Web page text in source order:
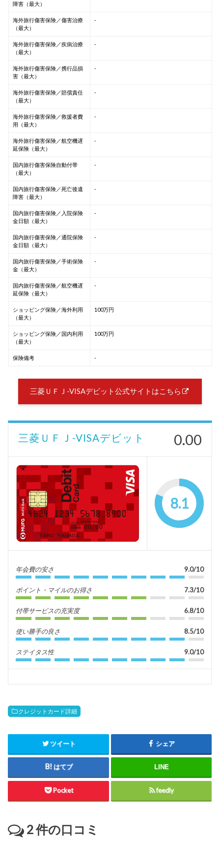
障害（最大）
海外旅行傷害保険／傷害治療
（最大）
-
海外旅行傷害保険／疾病治療
（最大）
-
海外旅行傷害保険／携行品損
害（最大）
-
海外旅行傷害保険／賠償責任
（最大）
-
海外旅行傷害保険／救援者費
用（最大）
-
海外旅行傷害保険／航空機遅
延保険（最大）
-
国内旅行傷害保険自動付帯
（最大）
-
国内旅行傷害保険／死亡後遺
障害（最大）
-
国内旅行傷害保険／入院保険
金日額（最大）
-
国内旅行傷害保険／通院保険
金日額（最大）
-
国内旅行傷害保険／手術保険
金（最大）
-
国内旅行傷害保険／航空機遅
延保険（最大）
-
ショッピング保険／海外利用
（最大）
100万円
ショッピング保険／国内利用
（最大）
100万円
保険備考 -
三菱ＵＦＪ-VISAデビット公式サイトはこちら
三菱ＵＦＪ-VISAデビット 0.00
8.1
年会費の安さ 9.0/10
ポイント・マイルのお得さ 7.3/10
付帯サービスの充実度 6.8/10
使い勝手の良さ 8.5/10
ステイタス性 9.0/10
クレジットカード詳細
ツイート シェア
はてブ LINE
Pocket feedly
2件の口コミ